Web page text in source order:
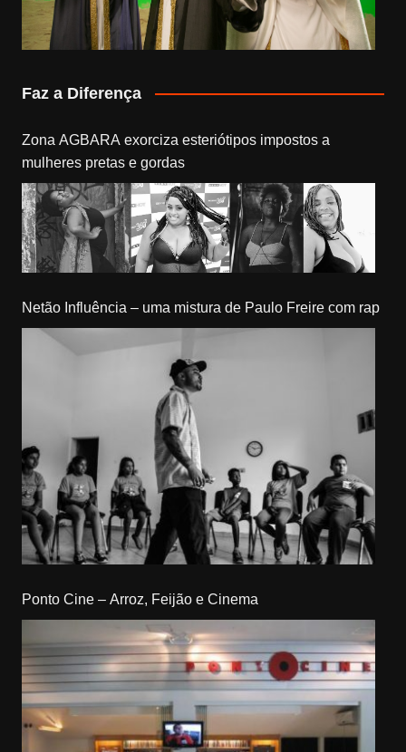
Faz a Diferença
Zona AGBARA exorciza esteriótipos impostos a
mulheres pretas e gordas
Netão Influência – uma mistura de Paulo Freire com rap
Ponto Cine – Arroz, Feijão e Cinema